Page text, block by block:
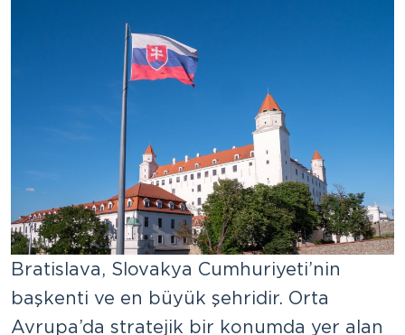
Bratislava, Slovakya Cumhuriyeti’nin
başkenti ve en büyük şehridir. Orta
Avrupa’da stratejik bir konumda yer alan